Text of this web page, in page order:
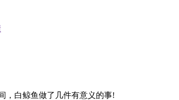
，白鲸鱼做了几件有意义的事!